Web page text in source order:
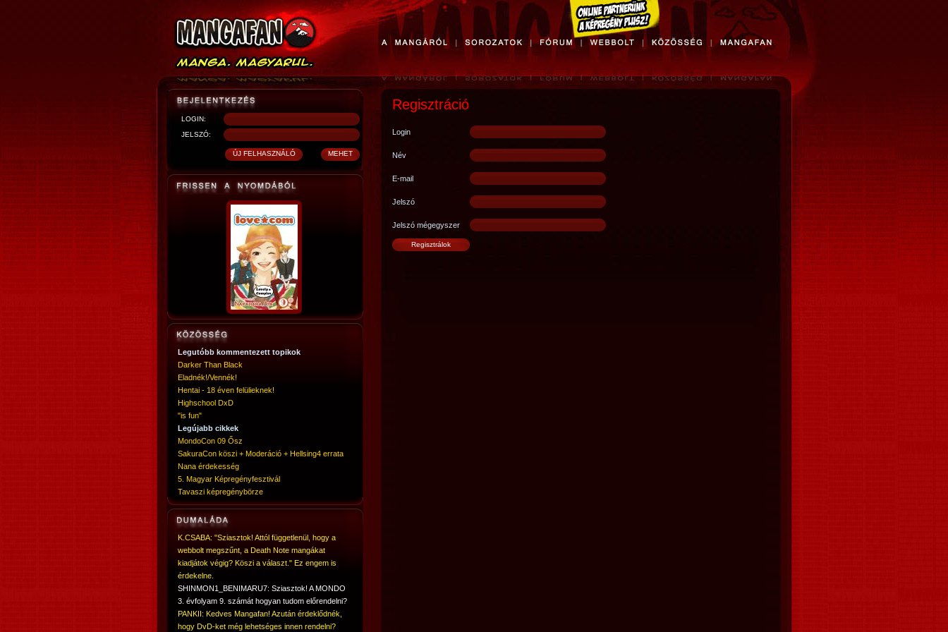
LOGIN:
JELSZÓ:
Legutóbb kommentezett topikok
Darker Than Black
Eladnék!/Vennék!
Hentai - 18 éven felülieknek!
Highschool DxD
"is fun"
Legújabb cikkek
MondoCon 09 Ősz
SakuraCon köszi + Moderáció + Hellsing4 errata
Nana érdekesség
5. Magyar Képregényfesztivál
Tavaszi képregénybörze
K.CSABA: "Sziasztok! Attól függetlenül, hogy a
webbolt megszűnt, a Death Note mangákat
kiadjátok végig? Köszi a választ." Ez engem is
érdekelne.
SHINMON1_BENIMARU7: Sziasztok! A MONDO
3. évfolyam 9. számát hogyan tudom előrendelni?
PANKII: Kedves Mangafan! Azután érdeklődnék,
hogy DvD-ket még lehetséges innen rendelni?
Regisztráció
Login
Név
E-mail
Jelszó
Jelszó mégegyszer